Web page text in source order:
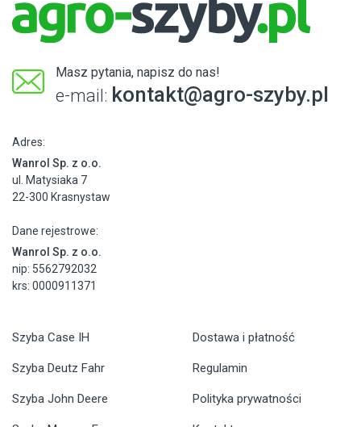
Masz pytania, napisz do nas!
e-mail: kontakt@agro-szyby.pl
Adres:
Wanrol Sp. z o.o.
ul. Matysiaka 7
22-300 Krasnystaw
Dane rejestrowe:
Wanrol Sp. z o.o.
nip: 5562792032
krs: 0000911371
Szyba Case IH
Szyba Deutz Fahr
Szyba John Deere
Dostawa i płatność
Regulamin
Polityka prywatności